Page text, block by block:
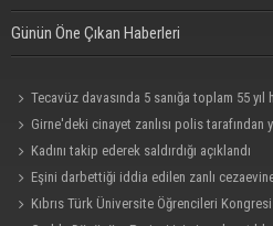
Günün Öne Çıkan Haberleri
Tecavüz davasında 5 sanığa toplam 55 yıl
Girne'deki cinayet zanlısı polis tarafından
Kadını takip ederek saldırdığı açıklandı
Eşini darbettiği iddia edilen zanlı
Kıbrıs Türk Üniversite Öğrencileri